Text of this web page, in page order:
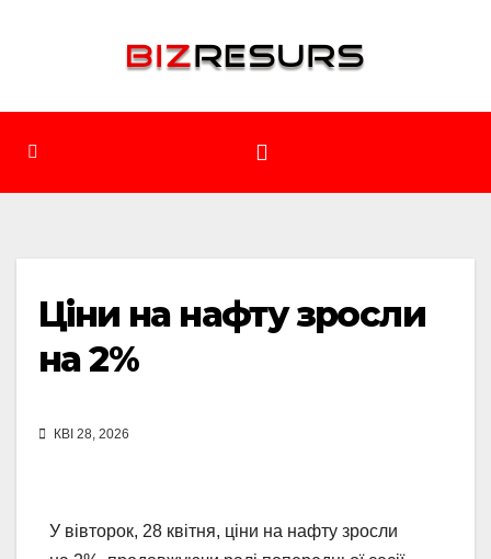
Ціни на нафту зросли
на 2%
КВІ 28, 2026
У вівторок, 28 квітня, ціни на нафту зросли